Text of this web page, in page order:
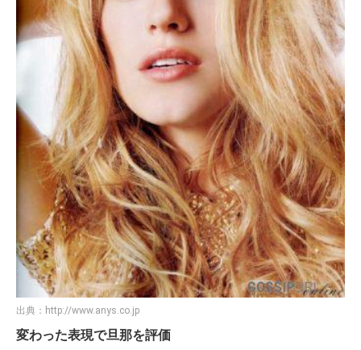
出典： http://www.anys.co.jp
変わった表現で旦那を評価